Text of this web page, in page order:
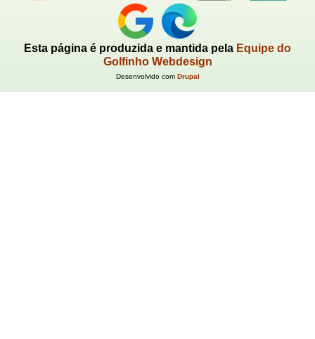
Esta página é produzida e mantida pela Equipe do
Golfinho Webdesign
Desenvolvido com Drupal